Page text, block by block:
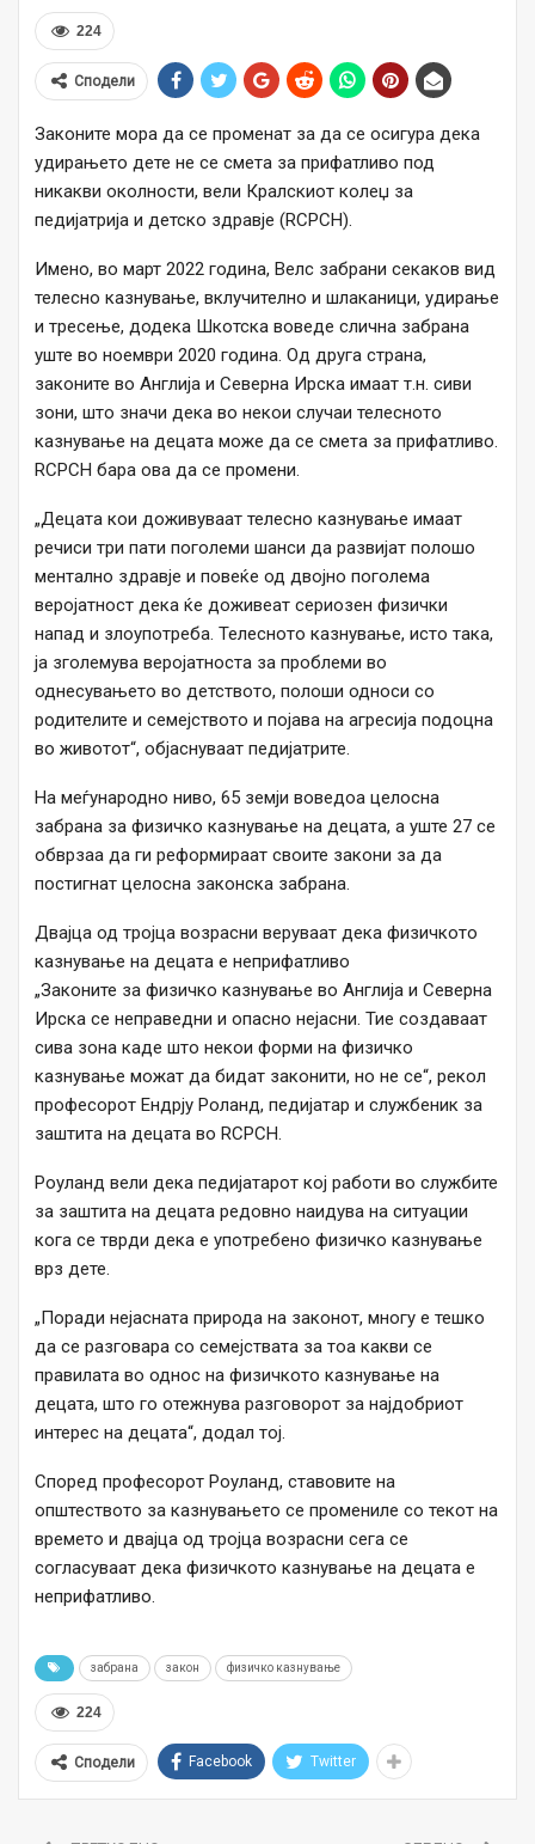
224
Сподели
Законите мора да се променат за да се осигура дека
удирањето дете не се смета за прифатливо под
никакви околности, вели Кралскиот колеџ за
педијатрија и детско здравје (RCPCH).
Имено, во март 2022 година, Велс забрани секаков вид
телесно казнување, вклучително и шлаканици, удирање
и тресење, додека Шкотска воведе слична забрана
уште во ноември 2020 година. Од друга страна,
законите во Англија и Северна Ирска имаат т.н. сиви
зони, што значи дека во некои случаи телесното
казнување на децата може да се смета за прифатливо.
RCPCH бара ова да се промени.
„Децата кои доживуваат телесно казнување имаат
речиси три пати поголеми шанси да развијат полошо
ментално здравје и повеќе од двојно поголема
веројатност дека ќе доживеат сериозен физички
напад и злоупотреба. Телесното казнување, исто така,
ја зголемува веројатноста за проблеми во
однесувањето во детството, полоши односи со
родителите и семејството и појава на агресија подоцна
во животот“, објаснуваат педијатрите.
На меѓународно ниво, 65 земји воведоа целосна
забрана за физичко казнување на децата, а уште 27 се
обврзаа да ги реформираат своите закони за да
постигнат целосна законска забрана.
Двајца од тројца возрасни веруваат дека физичкото
казнување на децата е неприфатливо
„Законите за физичко казнување во Англија и Северна
Ирска се неправедни и опасно нејасни. Тие создаваат
сива зона каде што некои форми на физичко
казнување можат да бидат законити, но не се“, рекол
професорот Ендрју Роланд, педијатар и службеник за
заштита на децата во RCPCH.
Роуланд вели дека педијатарот кој работи во службите
за заштита на децата редовно наидува на ситуации
кога се тврди дека е употребено физичко казнување
врз дете.
„Поради нејасната природа на законот, многу е тешко
да се разговара со семејствата за тоа какви се
правилата во однос на физичкото казнување на
децата, што го отежнува разговорот за најдобриот
интерес на децата“, додал тој.
Според професорот Роуланд, ставовите на
општеството за казнувањето се промениле со текот на
времето и двајца од тројца возрасни сега се
согласуваат дека физичкото казнување на децата е
неприфатливо.
забрана закон физичко казнување
224
Сподели Facebook Twitter